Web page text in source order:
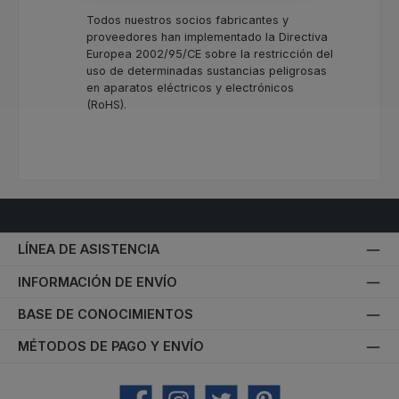
Todos nuestros socios fabricantes y
proveedores han implementado la Directiva
Europea 2002/95/CE sobre la restricción del
uso de determinadas sustancias peligrosas
en aparatos eléctricos y electrónicos
(RoHS).
LÍNEA DE ASISTENCIA
INFORMACIÓN DE ENVÍO
BASE DE CONOCIMIENTOS
MÉTODOS DE PAGO Y ENVÍO